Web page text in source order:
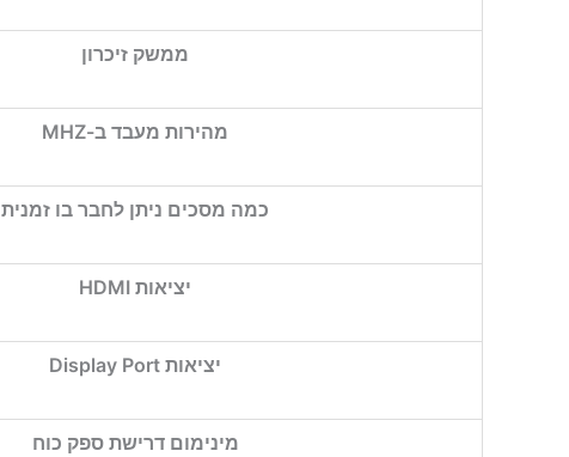
ממשק זיכרון
מהירות מעבד ב-MHZ
כמה מסכים ניתן לחבר בו זמנית
יציאות HDMI
יציאות Display Port
מינימום דרישת ספק כוח